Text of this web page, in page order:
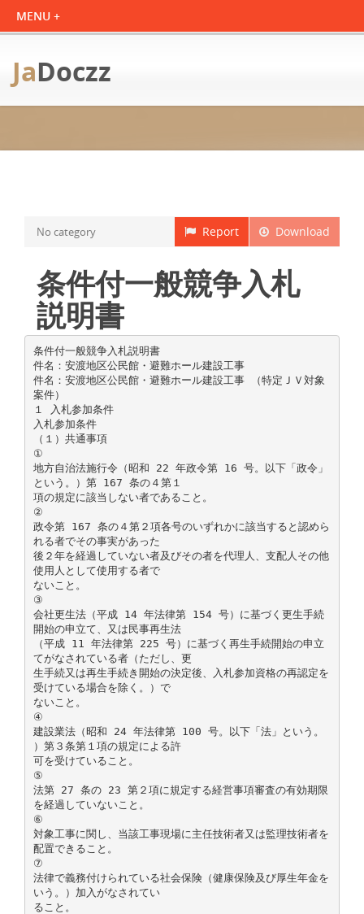
JaDoczz
Download
Report
No category
条件付一般競争入札
説明書
条件付一般競争入札説明書
件名：安渡地区公民館・避難ホール建設工事
件名：安渡地区公民館・避難ホール建設工事 （特定ＪＶ対象
案件）
１ 入札参加条件
入札参加条件
（１）共通事項
①
地方自治法施行令（昭和 22 年政令第 16 号。以下「政令」
という。）第 167 条の４第１
項の規定に該当しない者であること。
②
政令第 167 条の４第２項各号のいずれかに該当すると認めら
れる者でその事実があった
後２年を経過していない者及びその者を代理人、支配人その他
使用人として使用する者で
ないこと。
③
会社更生法（平成 14 年法律第 154 号）に基づく更生手続
開始の申立て、又は民事再生法
（平成 11 年法律第 225 号）に基づく再生手続開始の申立
てがなされている者（ただし、更
生手続又は再生手続き開始の決定後、入札参加資格の再認定を
受けている場合を除く。）で
ないこと。
④
建設業法（昭和 24 年法律第 100 号。以下「法」という。
）第３条第１項の規定による許
可を受けていること。
⑤
法第 27 条の 23 第２項に規定する経営事項審査の有効期限
を経過していないこと。
⑥
対象工事に関し、当該工事現場に主任技術者又は監理技術者を
配置できること。
⑦
法律で義務付けられている社会保険（健康保険及び厚生年金を
いう。）加入がなされてい
ること。